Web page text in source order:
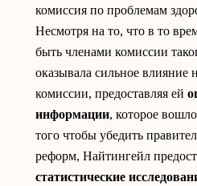
комиссия по проблемам
Несмотря на то, что в то
быть членами комиссии
оказывала сильное влияние
комиссии, предоставляя ей
информации, которое
того чтобы убедить
реформ, Найтингейл
статистические